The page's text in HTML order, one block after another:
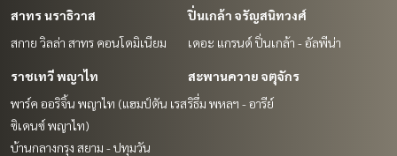
สาทร นราธิวาส
สกาย วิลล่า สาทร คอนโดมิเนียม
ปิ่นเกล้า จรัญสนิทวงศ์
เดอะ แกรนด์ ปิ่นเกล้า - อัลพีน่า
ราชเทวี พญาไท
พาร์ค ออริจิ้น พญาไท (แฮมป์ตัน เรส
ซิเดนซ์ พญาไท)
บ้านกลางกรุง สยาม - ปทุมวัน
สะพานควาย จตุจักร
ริธึ่ม พหลฯ - อารีย์